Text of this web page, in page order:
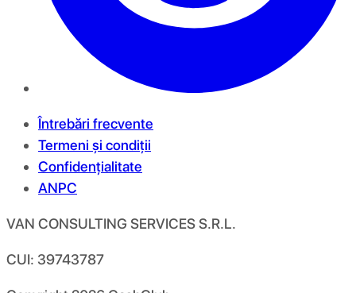
Întrebări frecvente
Termeni și condiții
Confidențialitate
ANPC
VAN CONSULTING SERVICES S.R.L.
CUI: 39743787